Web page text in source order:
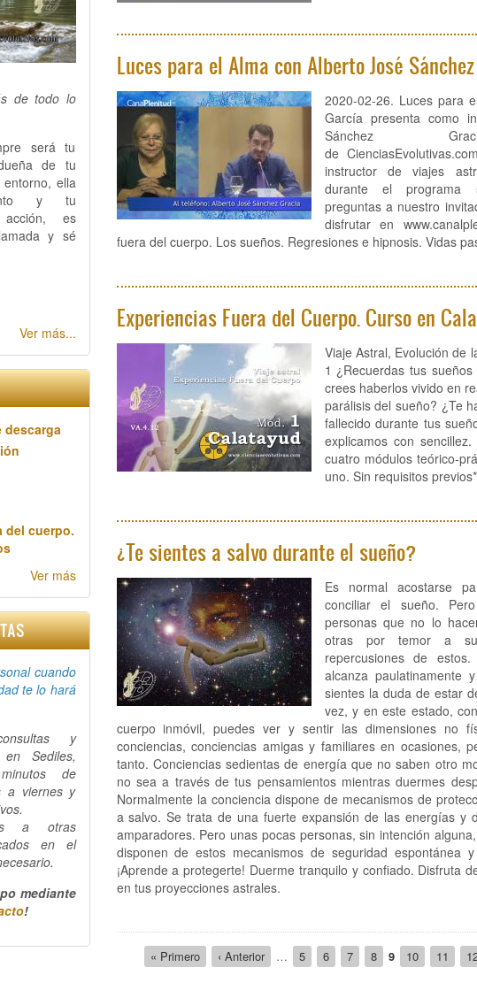
de todo lo
será tu
de tu
entorno, ella
y tu
es
y sé
Ver más...
descarga
del cuerpo.
Ver más
cuando
te lo hará
y
Sediles,
de
a viernes y
a otras
en el
mediante
!
Luces para el Alma con Alberto José Sánchez
2020-02-26. Luces para
García presenta como
Sánchez
de
instructor de viajes
durante el programa
preguntas a nuestro
disfrutar en
fuera del cuerpo. Los sueños. Regresiones e hipnosis. Vidas
Experiencias Fuera del Cuerpo. Curso en
Viaje Astral, Evolución de
1 ¿Recuerdas tus
crees haberlos vivido en
parálisis del sueño? ¿Te
fallecido durante tus
explicamos con
cuatro módulos teórico-
uno. Sin requisitos
¿Te sientes a salvo durante el sueño?
Es normal acostarse
conciliar el sueño.
personas que no lo
otras por temor a
repercusiones de
alcanza paulatinamente
sientes la duda de estar
vez, y en este estado,
cuerpo inmóvil, puedes ver y sentir las dimensiones no
conciencias, conciencias amigas y familiares en ocasiones,
tanto. Conciencias sedientas de energía que no saben otro
no sea a través de tus pensamientos mientras duermes
Normalmente la conciencia dispone de mecanismos de
a salvo. Se trata de una fuerte expansión de las energías y
amparadores. Pero unas pocas personas, sin intención
disponen de estos mecanismos de seguridad espontánea
¡Aprende a protegerte! Duerme tranquilo y confiado. Disfruta
en tus proyecciones astrales.
Paginación
Primera
página
« Primero
Página
anterior
‹ Anterior … Page
5 Page
6 Page
7 Page
8
Página
actual
9 Page
10 Page
11